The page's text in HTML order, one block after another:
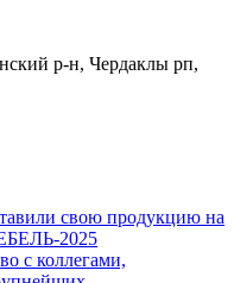
р-н, Чердаклы рп,
свою продукцию на
2025
с коллегами,